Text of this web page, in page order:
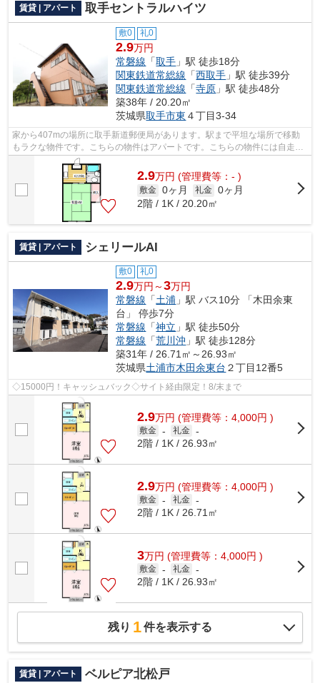
賃貸 | アパート 取手セントラルハイツ
敷0 礼0
2.9万円
常磐線 「取手 」駅 徒歩18分
関東鉄道常総線 「西取手 」駅 徒歩39分
関東鉄道常総線 「寺原 」駅 徒歩48分
築38年 / 20.20㎡
茨城県取手市東 ４丁目3-34
家から407mの場所に取手新道郵便局があります。駅まで平坦な場所で移動
もラクな物件です。こちらの物件はアパートです。こちらの物件には自走式
駐車場があります。お電話でアパートマ...
2.9万円 (管理費等：- )
敷金 0ヶ月 礼金 0ヶ月
2階 / 1K / 20.20㎡
賃貸 | アパート シェリールAI
敷0 礼0
2.9万円～3万円
常磐線 「土浦 」駅 バス10分 「木田余東
台」 停歩7分
常磐線 「神立 」駅 徒歩50分
常磐線 「荒川沖 」駅 徒歩128分
築31年 / 26.71㎡～26.93㎡
茨城県土浦市木田余東台 ２丁目12番5
◇15000円！キャッシュバック◇サイト経由限定！8/末まで
2.9万円 (管理費等：4,000円 )
敷金 - 礼金 -
2階 / 1K / 26.93㎡
2.9万円 (管理費等：4,000円 )
敷金 - 礼金 -
2階 / 1K / 26.71㎡
3万円 (管理費等：4,000円 )
敷金 - 礼金 -
2階 / 1K / 26.93㎡
残り 1件を表示する
賃貸 | アパート ベルピア北松戸